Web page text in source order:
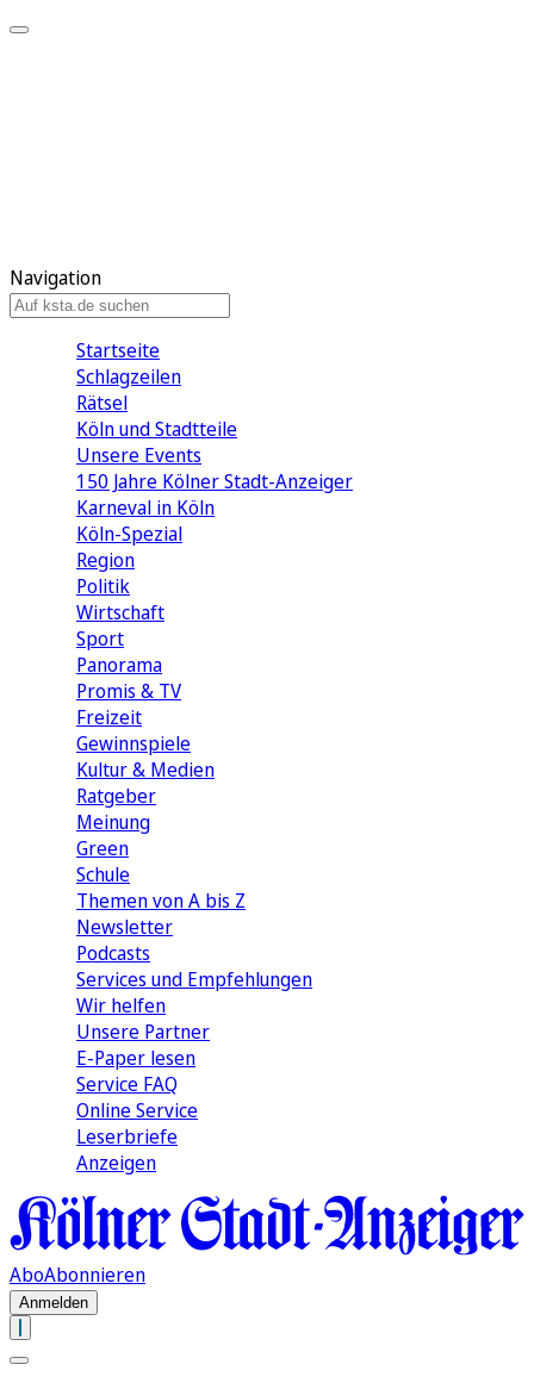
Navigation
Startseite
Schlagzeilen
Rätsel
Köln und Stadtteile
Unsere Events
150 Jahre Kölner Stadt-Anzeiger
Karneval in Köln
Köln-Spezial
Region
Politik
Wirtschaft
Sport
Panorama
Promis & TV
Freizeit
Gewinnspiele
Kultur & Medien
Ratgeber
Meinung
Green
Schule
Themen von A bis Z
Newsletter
Podcasts
Services und Empfehlungen
Wir helfen
Unsere Partner
E-Paper lesen
Service FAQ
Online Service
Leserbriefe
Anzeigen
AboAbonnieren
Anmelden